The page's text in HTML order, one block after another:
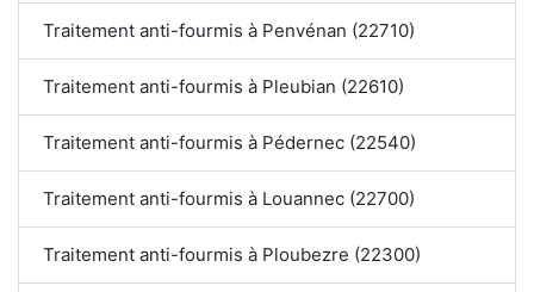
Traitement anti-fourmis à Penvénan (22710)
Traitement anti-fourmis à Pleubian (22610)
Traitement anti-fourmis à Pédernec (22540)
Traitement anti-fourmis à Louannec (22700)
Traitement anti-fourmis à Ploubezre (22300)